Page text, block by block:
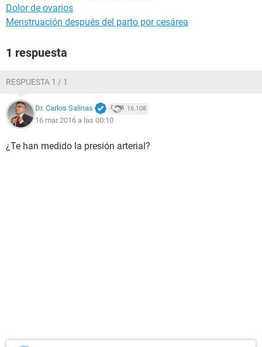
Dolor de ovarios
Menstruación después del parto por cesárea
1 respuesta
RESPUESTA 1 / 1
Dr. Carlos Salinas 16.108
16 mar 2016 a las 00:10
¿Te han medido la presión arterial?